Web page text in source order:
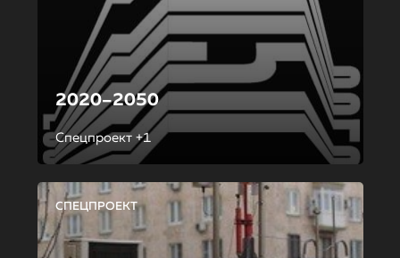
2020–2050
Спецпроект +1
СПЕЦПРОЕКТ